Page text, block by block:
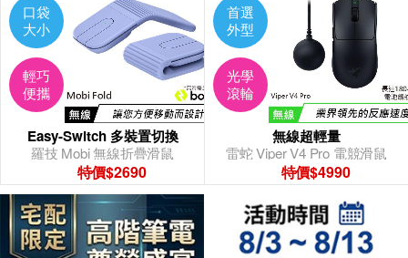
口袋
大小
輕巧
便攜
Easy-Switch 多裝置切換
羅技 Mobi 無線折疊滑鼠
特價$2690
首選
外型
光學
滾輪
無線超輕量
雷蛇 Viper V4 Pro 電競滑鼠
特價$4990